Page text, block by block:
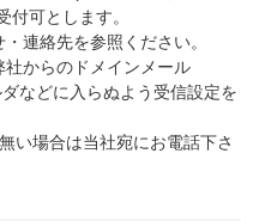
付可とします。
連絡先を参照ください。
からのドメインメール
などに入らぬよう受信設定を
い場合は当社宛にお電話下さ